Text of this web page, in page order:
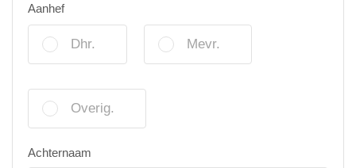
Aanhef
Dhr. Mevr.
Overig.
Achternaam